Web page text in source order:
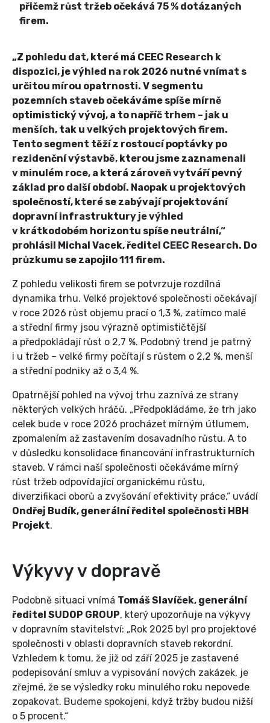
přičemž růst tržeb očekává 75 % dotázaných
firem.
„Z pohledu dat, které má CEEC Research k
dispozici, je výhled na rok 2026 nutné vnímat s
určitou mírou opatrnosti. V segmentu
pozemních staveb očekáváme spíše mírně
optimistický vývoj, a to napříč trhem – jak u
menších, tak u velkých projektových firem.
Tento segment těží z rostoucí poptávky po
rezidenční výstavbě, kterou jsme zaznamenali
v minulém roce, a která zároveň vytváří pevný
základ pro další období. Naopak u projektových
společností, které se zabývají projektování
dopravní infrastruktury je výhled
v krátkodobém horizontu spíše neutrální,“
prohlásil Michal Vacek, ředitel CEEC Research. Do
průzkumu se zapojilo 111 firem.
Z pohledu velikosti firem se potvrzuje rozdílná
dynamika trhu. Velké projektové společnosti očekávají
v roce 2026 růst objemu prací o 1,3 %, zatímco malé
a střední firmy jsou výrazně optimističtější
a předpokládají růst o 2,7 %. Podobný trend je patrný
i u tržeb – velké firmy počítají s růstem o 2,2 %, menší
a střední podniky až o 3,4 %.
Opatrnější pohled na vývoj trhu zaznívá ze strany
některých velkých hráčů. „Předpokládáme, že trh jako
celek bude v roce 2026 procházet mírným útlumem,
zpomalením až zastavením dosavadního růstu. A to
v důsledku konsolidace financování infrastrukturních
staveb. V rámci naší společnosti očekáváme mírný
růst tržeb odpovídající organickému růstu,
diverzifikaci oborů a zvyšování efektivity práce,“ uvádí
Ondřej Budík, generální ředitel společnosti HBH
Projekt.
Výkyvy v dopravě
Podobně situaci vnímá Tomáš Slavíček, generální
ředitel SUDOP GROUP, který upozorňuje na výkyvy
v dopravním stavitelství: „Rok 2025 byl pro projektové
společnosti v oblasti dopravních staveb rekordní.
Vzhledem k tomu, že již od září 2025 je zastavené
podepisování smluv a vypisování nových zakázek, je
zřejmé, že se výsledky roku minulého roku nepovede
zopakovat. Budeme spokojeni, když tržby budou nižší
o 5 procent.“